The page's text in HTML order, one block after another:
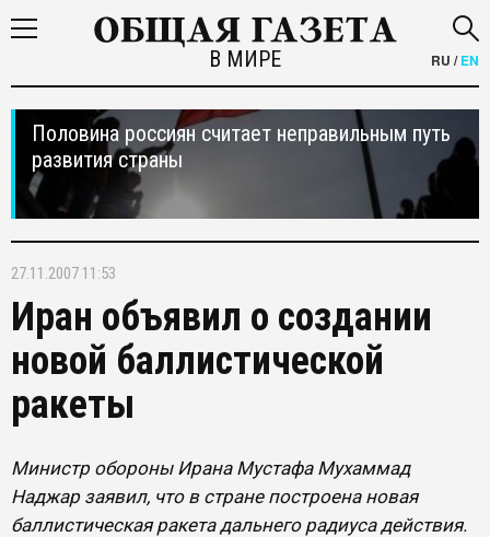
В МИРЕ RU /EN
Половина россиян считает неправильным путь
развития страны
27.11.2007 11:53
Иран объявил о создании
новой баллистической
ракеты
Министр обороны Ирана Мустафа Мухаммад
Наджар заявил, что в стране построена новая
баллистическая ракета дальнего радиуса действия.